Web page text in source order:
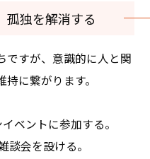
孤独を解消する
ですが、意識的に人と関
に繋がります。
ベントに参加する。
談会を設ける。